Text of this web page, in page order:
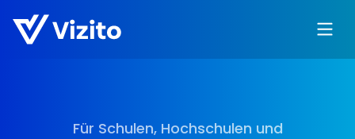
Für Schulen, Hochschulen und